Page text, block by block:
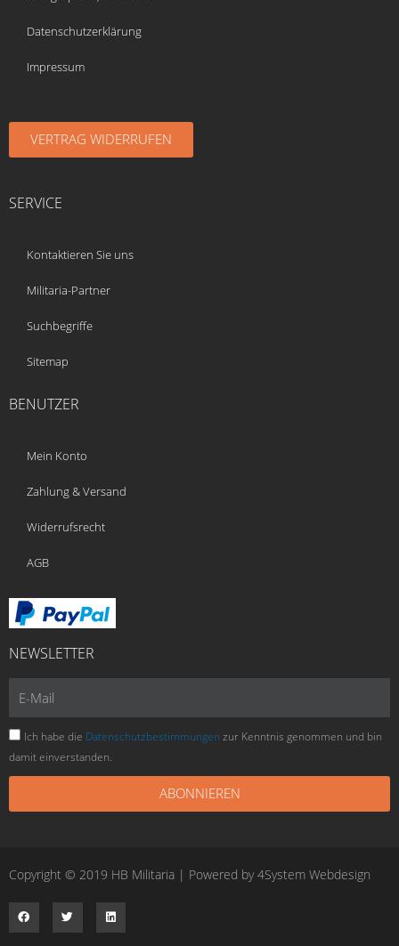
Datenschutzerklärung
Impressum
VERTRAG WIDERRUFEN
SERVICE
Kontaktieren Sie uns
Militaria-Partner
Suchbegriffe
Sitemap
BENUTZER
Mein Konto
Zahlung & Versand
Widerrufsrecht
AGB
NEWSLETTER
Mail
Ich habe die Datenschutzbestimmungen zur Kenntnis genommen und bin
damit einverstanden.
ABONNIEREN
Copyright © 2019 HB Militaria | Powered by4System Webdesign